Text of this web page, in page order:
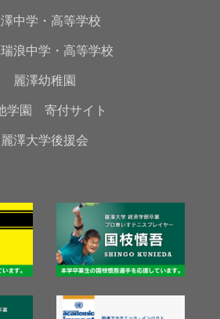
中学・高等学校
浪中学・高等学校
麗澤幼稚園
学園 寄付サイト
麗澤大学後援会